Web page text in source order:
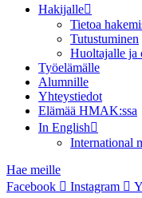
Hakijalle
Tietoa
Tutustuminen
Huoltajalle ja
Työelämälle
Alumnille
Yhteystiedot
Elämää HMAK:ssa
In English
International
Hae meille
Facebook
Instagram